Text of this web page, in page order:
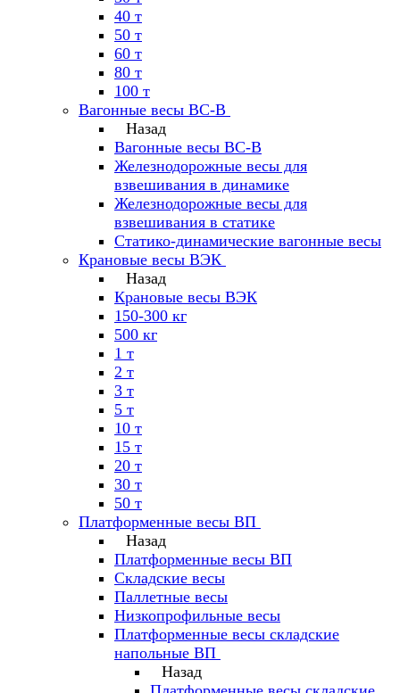
40 т
50 т
60 т
80 т
100 т
Вагонные весы ВС-В
Назад
Вагонные весы ВС-В
Железнодорожные весы для
взвешивания в динамике
Железнодорожные весы для
взвешивания в статике
Статико-динамические вагонные весы
Крановые весы ВЭК
Назад
Крановые весы ВЭК
150-300 кг
500 кг
1 т
2 т
3 т
5 т
10 т
15 т
20 т
30 т
50 т
Платформенные весы ВП
Назад
Платформенные весы ВП
Складские весы
Паллетные весы
Низкопрофильные весы
Платформенные весы складские
напольные ВП
Назад